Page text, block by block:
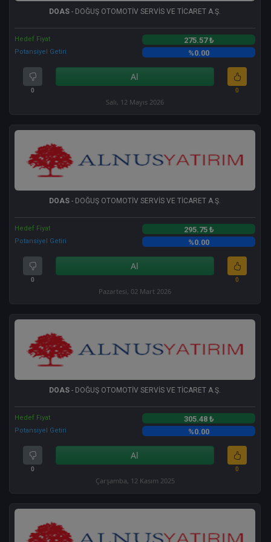
DOAS - DOĞUŞ OTOMOTİV SERVİS VE TİCARET A.Ş.
Hedef Fiyat 275.57 ₺
Potansiyel Getiri %0.00
0
Al
0
Salı, 12 Mayıs 2026
DOAS - DOĞUŞ OTOMOTİV SERVİS VE TİCARET A.Ş.
Hedef Fiyat 295.75 ₺
Potansiyel Getiri %0.00
0
Al
0
Pazartesi, 02 Mart 2026
DOAS - DOĞUŞ OTOMOTİV SERVİS VE TİCARET A.Ş.
Hedef Fiyat 305.48 ₺
Potansiyel Getiri %0.00
0
Al
0
Çarşamba, 12 Kasım 2025